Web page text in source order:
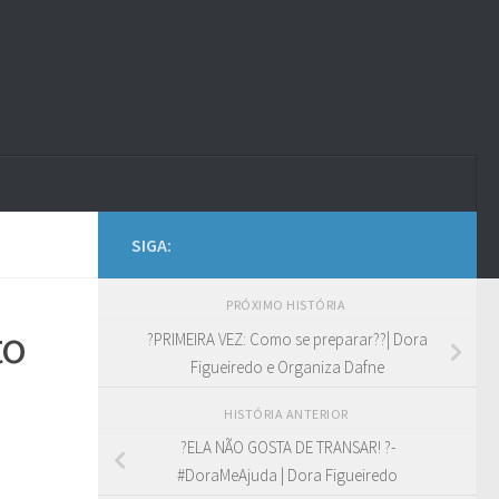
SIGA:
PRÓXIMO HISTÓRIA
?PRIMEIRA VEZ: Como se preparar??| Dora
Figueiredo e Organiza Dafne
HISTÓRIA ANTERIOR
?ELA NÃO GOSTA DE TRANSAR! ?-
#DoraMeAjuda | Dora Figueiredo